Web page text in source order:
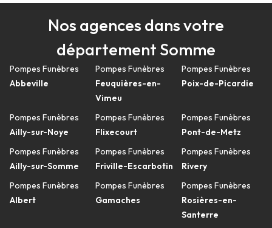
Nos agences dans votre
département Somme
Pompes Funèbres
Abbeville
Pompes Funèbres
Ailly-sur-Noye
Pompes Funèbres
Ailly-sur-Somme
Pompes Funèbres
Albert
Pompes Funèbres
Feuquières-en-
Vimeu
Pompes Funèbres
Flixecourt
Pompes Funèbres
Friville-Escarbotin
Pompes Funèbres
Gamaches
Pompes Funèbres
Poix-de-Picardie
Pompes Funèbres
Pont-de-Metz
Pompes Funèbres
Rivery
Pompes Funèbres
Rosières-en-
Santerre